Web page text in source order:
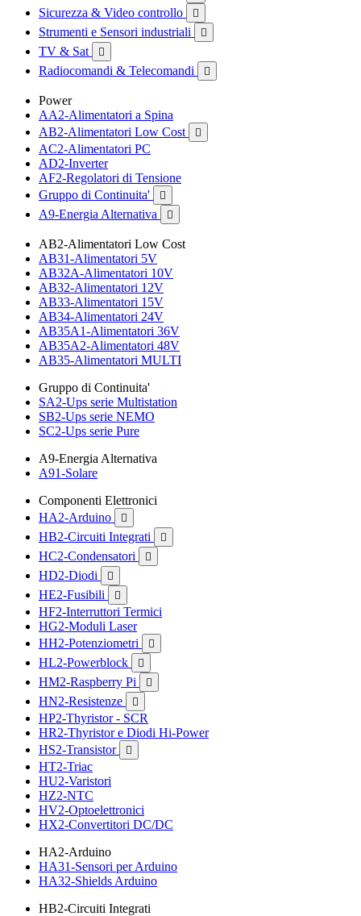
Sicurezza & Video controllo 
Strumenti e Sensori industriali 
TV & Sat 
Radiocomandi & Telecomandi 
Power
AA2-Alimentatori a Spina
AB2-Alimentatori Low Cost

AC2-Alimentatori PC
AD2-Inverter
AF2-Regolatori di Tensione
Gruppo di Continuita'

A9-Energia Alternativa 
AB2-Alimentatori Low Cost
AB31-Alimentatori 5V
AB32A-Alimentatori 10V
AB32-Alimentatori 12V
AB33-Alimentatori 15V
AB34-Alimentatori 24V
AB35A1-Alimentatori 36V
AB35A2-Alimentatori 48V
AB35-Alimentatori MULTI
Gruppo di Continuita'
SA2-Ups serie Multistation
SB2-Ups serie NEMO
SC2-Ups serie Pure
A9-Energia Alternativa
A91-Solare
Componenti Elettronici
HA2-Arduino

HB2-Circuiti Integrati 
HC2-Condensatori 
HD2-Diodi 
HE2-Fusibili 
HF2-Interruttori Termici
HG2-Moduli Laser
HH2-Potenziometri

HL2-Powerblock 
HM2-Raspberry Pi 
HN2-Resistenze 
HP2-Thyristor - SCR
HR2-Thyristor e Diodi Hi-Power
HS2-Transistor

HT2-Triac
HU2-Varistori
HZ2-NTC
HV2-Optoelettronici
HX2-Convertitori DC/DC
HA2-Arduino
HA31-Sensori per Arduino
HA32-Shields Arduino
HB2-Circuiti Integrati